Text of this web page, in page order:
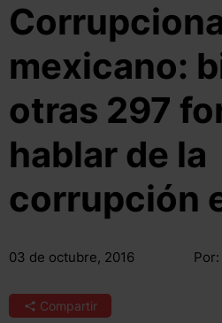
mexicano:
otras 297
hablar de la
corrupción
03 de octubre, 2016 Por:
Compartir